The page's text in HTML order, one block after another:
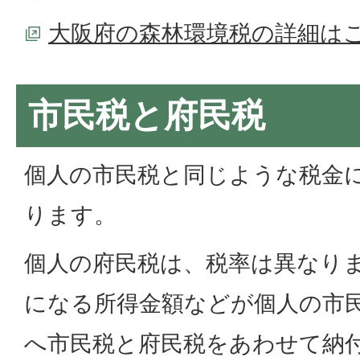
大阪府の森林環境税の詳細は
市民税と府民税
個人の市民税と同じような税金
ります。
個人の府民税は、税率は異なり
になる所得金額などが個人の市
へ市民税と府民税をあわせて納